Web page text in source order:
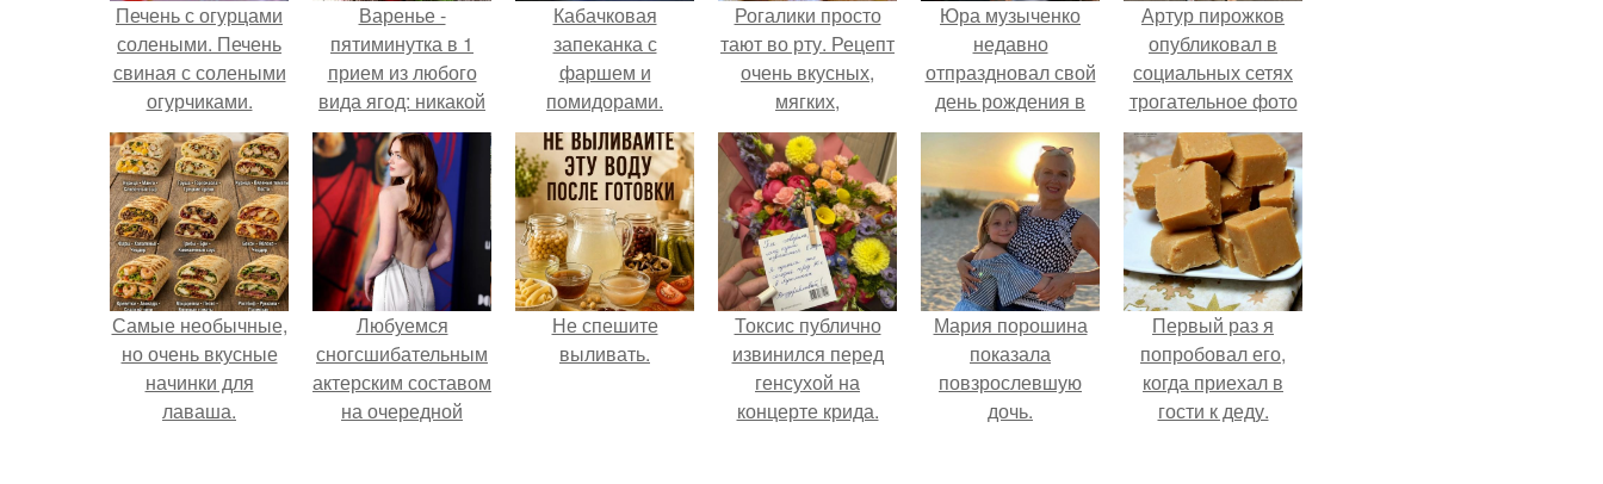
Печень с огурцами
солеными. Печень
свиная с солеными
огурчиками.
Варенье -
пятиминутка в 1
прием из любого
вида ягод: никакой
длительной варки,
все витамины на
месте!
Кабачковая
запеканка с
фаршем и
помидорами.
Рогалики просто
тают во рту. Рецепт
очень вкусных,
мягких,
рассыпчатых
рогаликов.
Юра музыченко
недавно
отпраздновал свой
день рождения в
кругу самых
близких и родных
людей.
Артур пирожков
опубликовал в
социальных сетях
трогательное фото
с супругой
Анжеликой,
сделанное во
время их недавнего
путешествия в
Италию.
Самые необычные,
но очень вкусные
начинки для
лаваша.
Любуемся
сногсшибательным
актерским составом
на очередной
Не спешите
выливать.
Токсис публично
извинился перед
генсухой на
концерте крида.
Мария порошина
показала
повзрослевшую
дочь.
Первый раз я
попробовал его,
когда приехал в
гости к деду.